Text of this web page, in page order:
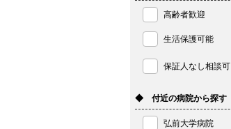
高齢者歓迎
生活保護可能
保証人なし相談可
◆ 付近の病院から探す
弘前大学病院